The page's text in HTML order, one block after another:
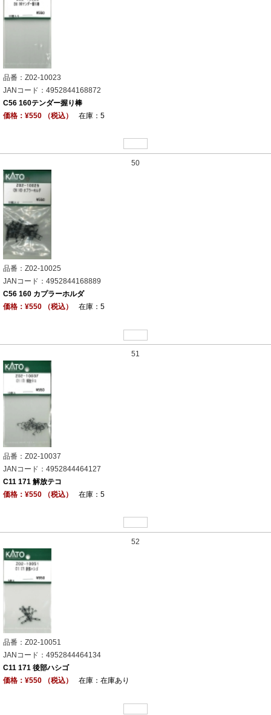
品番：Z02-10023
JANコード：4952844168872
C56 160テンダー握り棒
価格：¥550 （税込）
在庫：5
50
品番：Z02-10025
JANコード：4952844168889
C56 160 カプラーホルダ
価格：¥550 （税込）
在庫：5
51
品番：Z02-10037
JANコード：4952844464127
C11 171 解放テコ
価格：¥550 （税込）
在庫：5
52
品番：Z02-10051
JANコード：4952844464134
C11 171 後部ハシゴ
価格：¥550 （税込）
在庫：在庫あり